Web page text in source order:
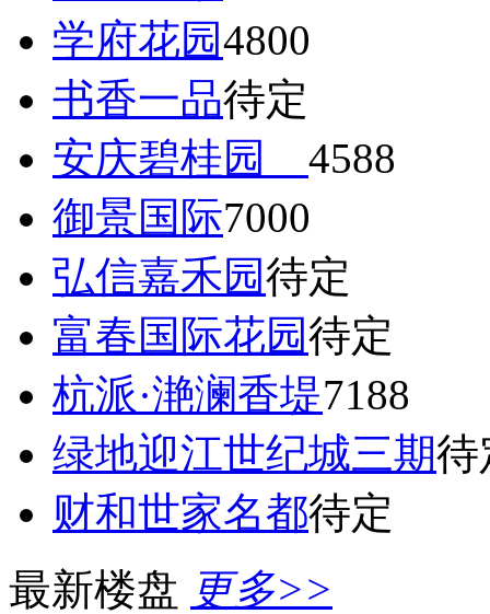
学府花园4800
书香一品待定
安庆碧桂园 4588
御景国际7000
弘信嘉禾园待定
富春国际花园待定
杭派·滟澜香堤7188
绿地迎江世纪城三期待
财和世家名都待定
最新楼盘 更多>>